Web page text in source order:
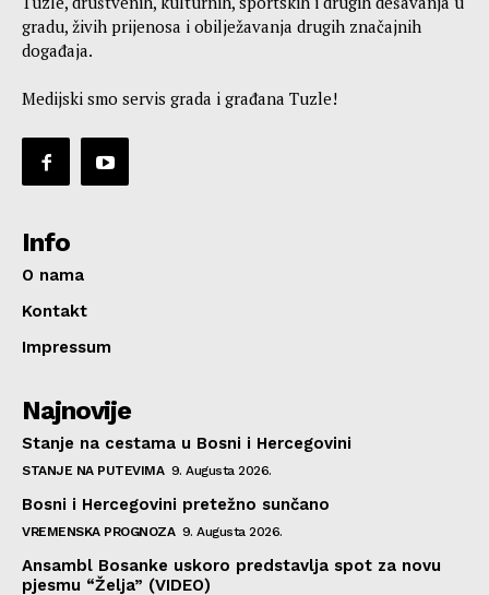
gradu, živih prijenosa i obilježavanja drugih značajnih
događaja.
Medijski smo servis grada i građana Tuzle!
Info
O nama
Kontakt
Impressum
Najnovije
Stanje na cestama u Bosni i Hercegovini
STANJE NA PUTEVIMA 9. Augusta 2026.
Bosni i Hercegovini pretežno sunčano
VREMENSKA PROGNOZA 9. Augusta 2026.
Ansambl Bosanke uskoro predstavlja spot za novu
pjesmu “Želja” (VIDEO)